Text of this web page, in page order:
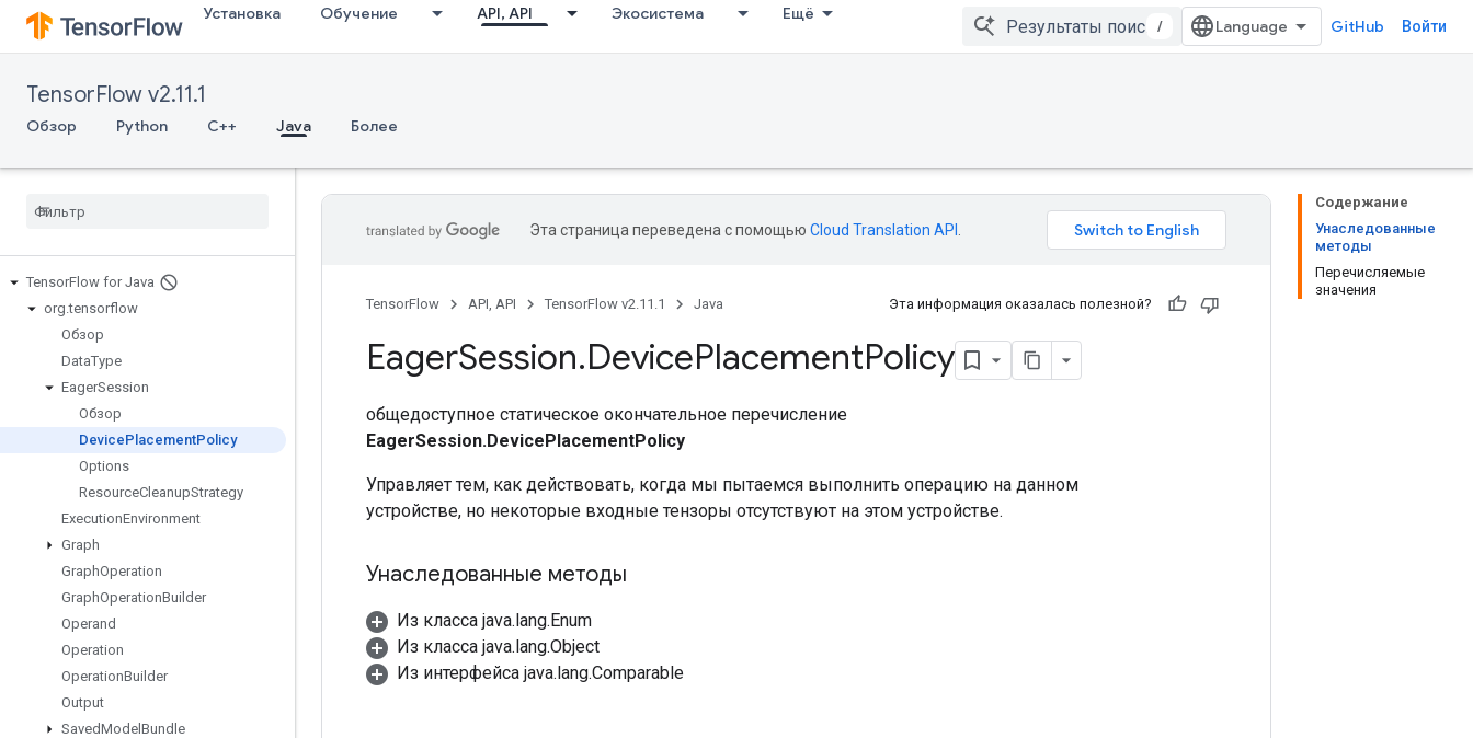
Установка Обучение API, API Экосистема Ещё
/ GitHub Войти
TensorFlow v2.11.1
Обзор Python C++ Java Более
TensorFlow for Java
org.tensorflow
Обзор
DataType
EagerSession
Обзор
DevicePlacementPolicy
Options
ResourceCleanupStrategy
ExecutionEnvironment
Graph
GraphOperation
GraphOperationBuilder
Operand
Operation
OperationBuilder
Output
SavedModel Bundle
Содержание
Унаследованные
методы
Перечисляемые
значения
Эта страница переведена с помощью Cloud Translation API
TensorFlow API, API TensorFlow v2.11.1 Java Эта информация оказалась полезной?
EagerSession.DevicePlacementPolicy
общедоступное статическое окончательное перечисление
EagerSession.DevicePlacementPolicy
Управляет тем, как действовать, когда мы пытаемся выполнить операцию на данном
устройстве, но некоторые входные тензоры отсутствуют на этом устройстве.
Унаследованные методы
Из класса java.lang.Enum
Из класса java.lang.Object
Из интерфейса java.lang.Comparable